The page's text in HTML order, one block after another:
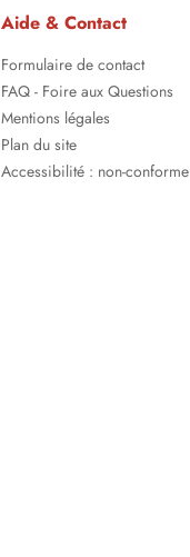
Aide & Contact
Formulaire de contact
FAQ - Foire aux Questions
Mentions légales
Plan du site
Accessibilité : non-conforme